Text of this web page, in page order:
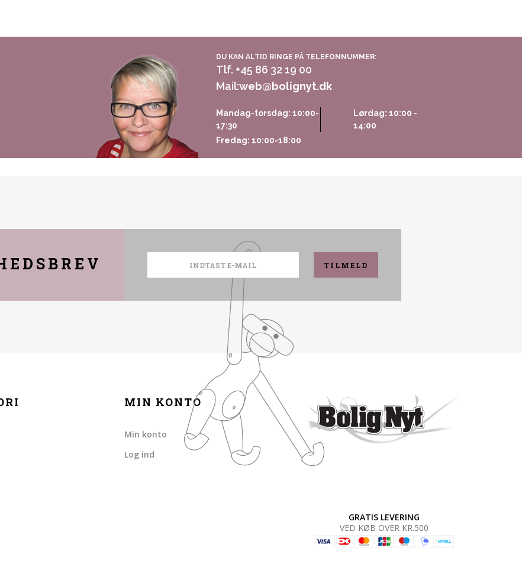
DU KAN ALTID RINGE PÅ TELEFONNUMMER:
Tlf. +45 86 32 19 00
Mail:web@bolignyt.dk
Mandag-torsdag: 10:00-
17:30
Fredag: 10:00-18:00
Lørdag: 10:00 -
14:00
TILMELD
MIN KONTO
Min konto
Log ind
GRATIS LEVERING
VED KØB OVER KR.500